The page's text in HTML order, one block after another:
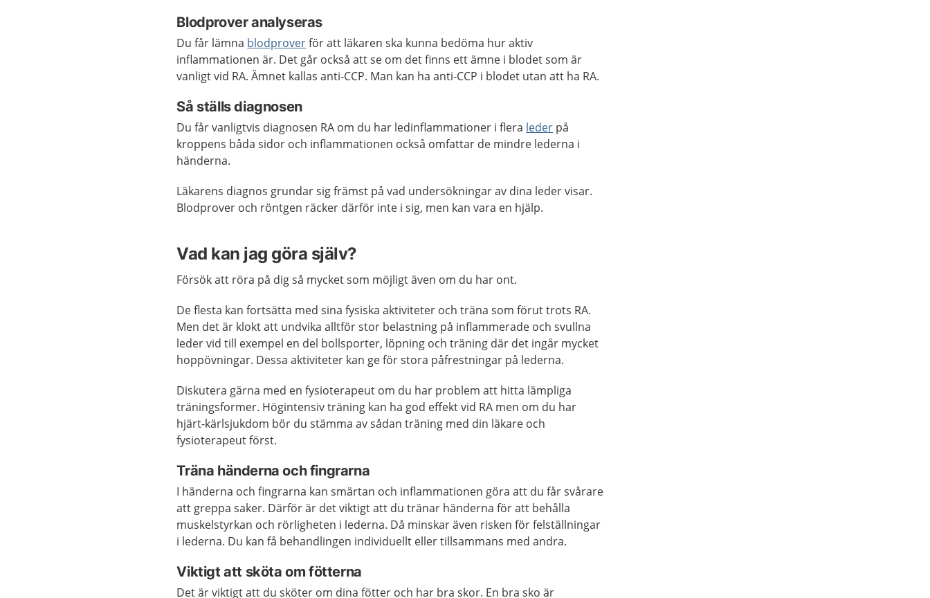
Blodprover analyseras
Du får lämna blodproverför att läkaren ska kunna bedöma hur aktiv
inflammationen är. Det går också att se om det finns ett ämne i blodet som är
vanligt vid RA. Ämnet kallas anti-CCP. Man kan ha anti-CCP i blodet utan att ha RA.
Så ställs diagnosen
Du får vanligtvis diagnosen RA om du har ledinflammationer i flera leder på
kroppens båda sidor och inflammationen också omfattar de mindre lederna i
händerna.
Läkarens diagnos grundar sig främst på vad undersökningar av dina leder visar.
Blodprover och röntgen räcker därför inte i sig, men kan vara en hjälp.
Vad kan jag göra själv?
Försök att röra på dig så mycket som möjligt även om du har ont.
De flesta kan fortsätta med sina fysiska aktiviteter och träna som förut trots RA.
Men det är klokt att undvika alltför stor belastning på inflammerade och svullna
leder vid till exempel en del bollsporter, löpning och träning där det ingår mycket
hoppövningar. Dessa aktiviteter kan ge för stora påfrestningar på lederna.
Diskutera gärna med en fysioterapeut om du har problem att hitta lämpliga
träningsformer. Högintensiv träning kan ha god effekt vid RA men om du har
hjärt-kärlsjukdom bör du stämma av sådan träning med din läkare och
fysioterapeut först.
Träna händerna och fingrarna
I händerna och fingrarna kan smärtan och inflammationen göra att du får svårare
att greppa saker. Därför är det viktigt att du tränar händerna för att behålla
muskelstyrkan och rörligheten i lederna. Då minskar även risken för felställningar
i lederna. Du kan få behandlingen individuellt eller tillsammans med andra.
Viktigt att sköta om fötterna
Det är viktigt att du sköter om dina fötter och har bra skor. En bra sko är